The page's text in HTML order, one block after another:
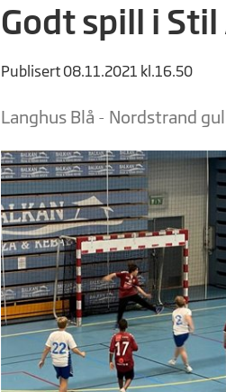
Godt spill i
Publisert 08.11.2021 kl.16.50
Langhus Blå - Nordstrand